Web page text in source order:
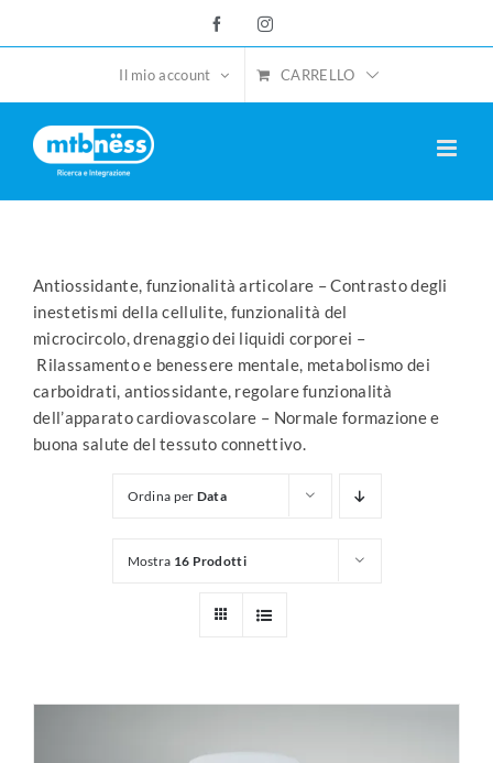
FacebookInstagram
Il mio account CARRELLO
Antiossidante, funzionalità articolare – Contrasto degli
inestetismi della cellulite, funzionalità del
microcircolo, drenaggio dei liquidi corporei –
Rilassamento e benessere mentale, metabolismo dei
carboidrati, antiossidante, regolare funzionalità
dell’apparato cardiovascolare – Normale formazione e
buona salute del tessuto connettivo.
Ordina per Data
Mostra 16 Prodotti